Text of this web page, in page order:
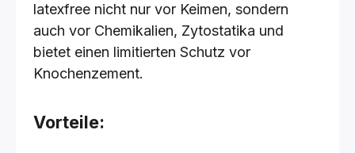
latexfree nicht nur vor Keimen, sondern
auch vor Chemikalien, Zytostatika und
bietet einen limitierten Schutz vor
Knochenzement.
Vorteile: